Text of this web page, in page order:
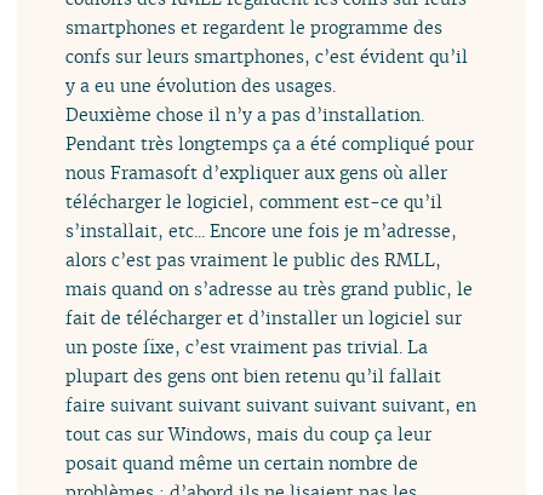
smartphones et regardent le programme des
confs sur leurs smartphones, c’est évident qu’il
y a eu une évolution des usages.
Deuxième chose il n’y a pas d’installation.
Pendant très longtemps ça a été compliqué pour
nous Framasoft d’expliquer aux gens où aller
télécharger le logiciel, comment est-ce qu’il
s’installait, etc... Encore une fois je m’adresse,
alors c’est pas vraiment le public des RMLL,
mais quand on s’adresse au très grand public, le
fait de télécharger et d’installer un logiciel sur
un poste fixe, c’est vraiment pas trivial. La
plupart des gens ont bien retenu qu’il fallait
faire suivant suivant suivant suivant suivant, en
tout cas sur Windows, mais du coup ça leur
posait quand même un certain nombre de